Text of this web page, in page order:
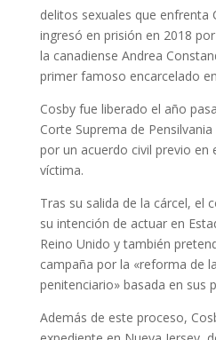
delitos sexuales que enfrenta
ingresó en prisión en 2018
la canadiense Andrea
primer famoso encarcelado
Cosby fue liberado el año
Corte Suprema de
por un acuerdo civil previo en
víctima.
Tras su salida de la cárcel, el
su intención de actuar en
Reino Unido y también
campaña por la «reforma de
penitenciario» basada en sus
Además de este proceso,